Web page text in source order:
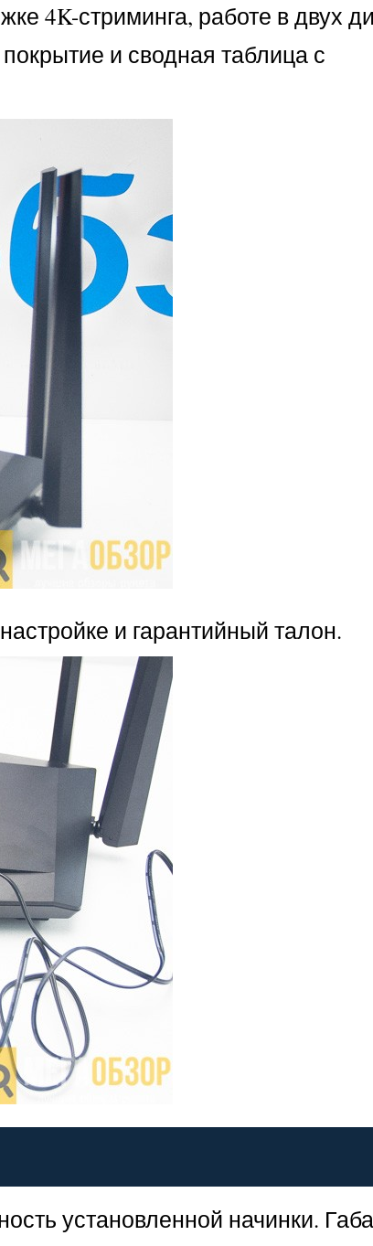
4K-стриминга, работе в двух
и сводная таблица с
и гарантийный талон.
установленной начинки.